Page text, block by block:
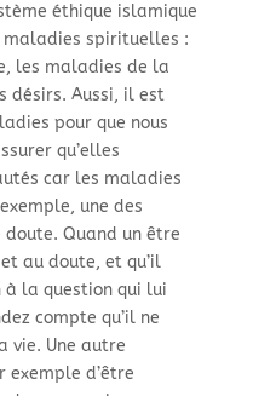
éthique islamique
spirituelles :
les maladies de la
désirs. Aussi, il est
pour que nous
qu’elles
car les maladies
une des
Quand un être
au doute, et qu’il
la question qui lui
compte qu’il ne
vie. Une autre
d’être